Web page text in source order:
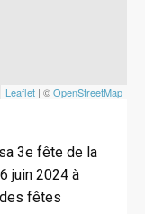
Leaflet | ©OpenStreetMap
3e fête de la
juin 2024 à
des fêtes